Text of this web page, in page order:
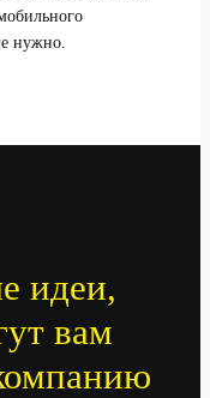
нужно.
идеи,
вам